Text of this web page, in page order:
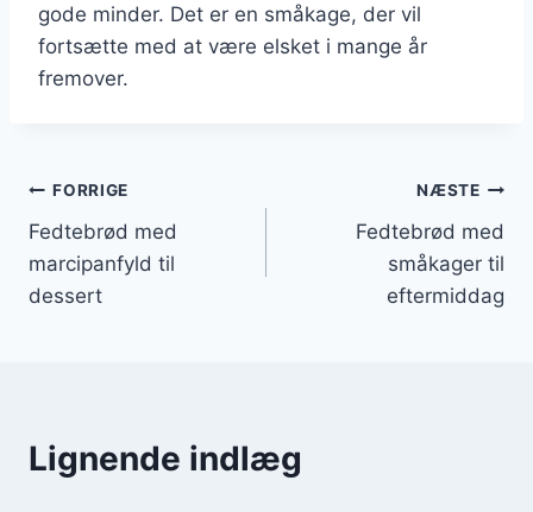
gode minder. Det er en småkage, der vil
fortsætte med at være elsket i mange år
fremover.
Indlægsnavigation
FORRIGE
Fedtebrød med
marcipanfyld til
dessert
NÆSTE
Fedtebrød med
småkager til
eftermiddag
Lignende indlæg